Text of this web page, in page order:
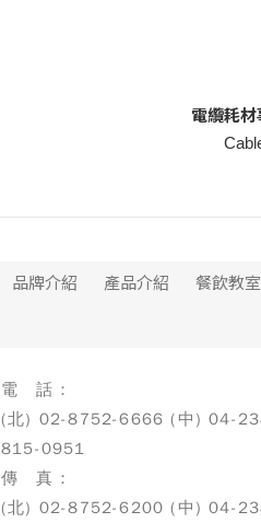
電纜耗材
品牌介紹 產品介紹 餐飲教室
電 話：
(北) 02-8752-6666 (中) 04-
815-0951
傳 真：
(北) 02-8752-6200 (中) 04-